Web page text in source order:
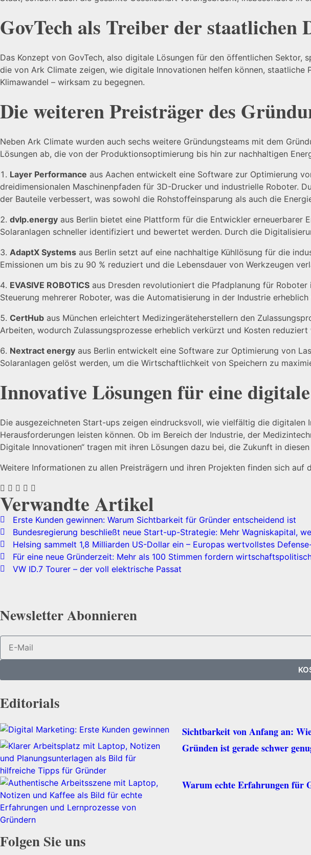
GovTech als Treiber der staatlichen
Das Konzept von GovTech, also digitale Lösungen für den öffentlichen
die von Ark Climate zeigen, wie digitale Innovationen helfen können,
Klimawandel – wirksam zu begegnen.
Die weiteren Preisträger des
Neben Ark Climate wurden auch sechs weitere Gründungsteams mit dem
Lösungen ab, die von der Produktionsoptimierung bis hin zur nachhaltigen
Layer Performance aus Aachen entwickelt eine Software zur Optimierung
dreidimensionalen Maschinenpfaden für 3D-Drucker und industrielle Roboter.
der Bauteile verbessert, was sowohl die Rohstoffeinsparung als auch die
dvlp.energy aus Berlin bietet eine Plattform für die Entwickler erneuerbarer
Solaranlagen schneller identifiziert und bewertet werden. Durch die
AdaptX Systems aus Berlin setzt auf eine nachhaltige Kühllösung für die
Emissionen um bis zu 90 % reduziert und die Lebensdauer von Werkzeugen
EVASIVE ROBOTICS aus Dresden revolutioniert die Pfadplanung für
Steuerung mehrerer Roboter, was die Automatisierung in der Industrie
CertHub aus München erleichtert Medizingeräteherstellern den
Arbeiten, wodurch Zulassungsprozesse erheblich verkürzt und Kosten reduziert
Nextract energy aus Berlin entwickelt eine Software zur Optimierung von
Solaranlagen gelöst werden, um die Wirtschaftlichkeit von Speichern zu
Innovative Lösungen für eine
Die ausgezeichneten Start-ups zeigen eindrucksvoll, wie vielfältig die
Herausforderungen leisten können. Ob im Bereich der Industrie, der
Digitale Innovationen“ tragen mit ihren Lösungen dazu bei, die Zukunft in
Weitere Informationen zu allen Preisträgern und ihren Projekten finden sich auf
Verwandte Artikel
Erste Kunden gewinnen: Warum Sichtbarkeit für Gründer entscheidend ist
Bundesregierung beschließt neue Start-up-Strategie: Mehr Wagniskapital,
Helsing sammelt 1,8 Milliarden US-Dollar ein – Europas wertvollstes
Für eine neue Gründerzeit: Mehr als 100 Stimmen fordern
VW ID.7 Tourer – der voll elektrische Passat
Newsletter Abonnieren​
Editorials
Sichtbarkeit von Anfang an:
Gründen ist gerade schwer
Warum echte Erfahrungen für
Folgen Sie uns